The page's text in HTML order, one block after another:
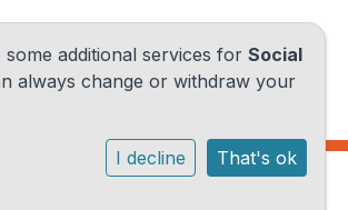
additional services for Social
always change or withdraw your
I decline That's ok